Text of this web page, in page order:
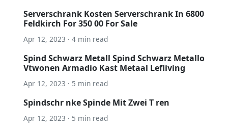
Serverschrank Kosten Serverschrank In 6800
Feldkirch For 350 00 For Sale
Apr 12, 2023 · 4 min read
Spind Schwarz Metall Spind Schwarz Metallo
Vtwonen Armadio Kast Metaal Lefliving
Apr 12, 2023 · 5 min read
Spindschr nke Spinde Mit Zwei T ren
Apr 12, 2023 · 5 min read